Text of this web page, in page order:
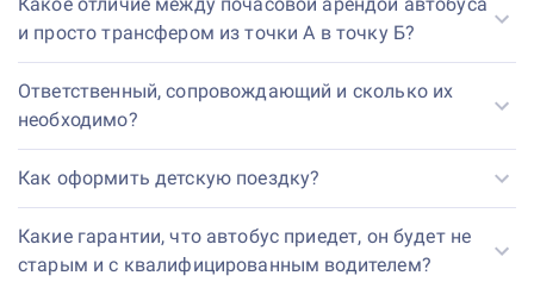
и просто трансфером из точки А в точку Б?
Ответственный, сопровождающий и сколько их
необходимо?
Как оформить детскую поездку?
Какие гарантии, что автобус приедет, он будет не
старым и с квалифицированным водителем?